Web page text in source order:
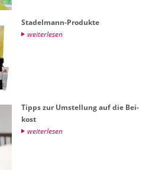
Sta­del­mann-Pro­duk­te
wei­ter­le­sen
Tipps zur Um­stel­lung auf die Bei­
kost
wei­ter­le­sen